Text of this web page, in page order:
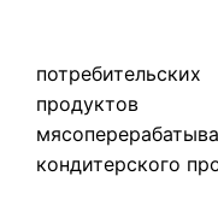
кондитерского